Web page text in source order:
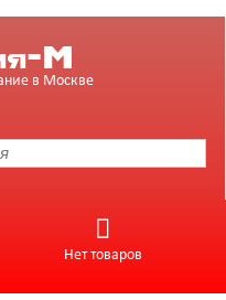
М
в Москве
Нет товаров